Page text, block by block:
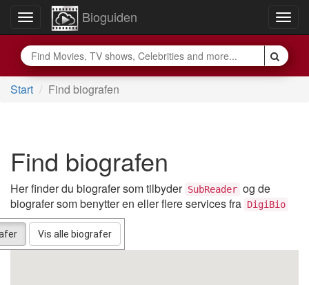
Toggle
navigation
Bioguiden
Start Find biografen
Find biografen
Her finder du biografer som tilbyder SubReader og de
biografer som benytter en eller flere services fra DigiBio